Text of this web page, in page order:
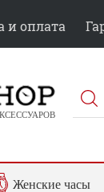
и оплата
Женские часы